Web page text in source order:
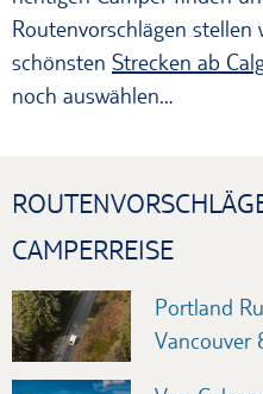
Routenvorschlägen stellen
schönsten Strecken ab
noch auswählen…
CAMPERREISE
Portland
Vancouver